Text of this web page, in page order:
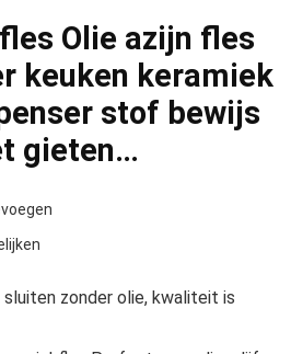
Olie azijn fles
keuken keramiek
stof bewijs
gieten…
zonder olie, kwaliteit is